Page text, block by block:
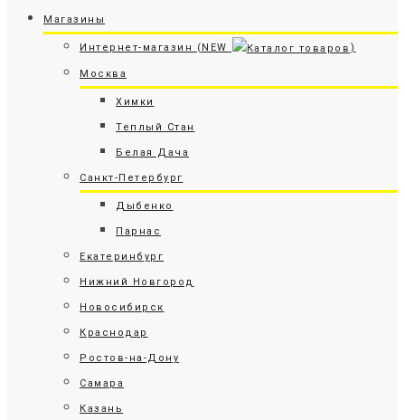
Магазины
Интернет-магазин (NEW )
Москва
Химки
Теплый Стан
Белая Дача
Санкт-Петербург
Дыбенко
Парнас
Екатеринбург
Нижний Новгород
Новосибирск
Краснодар
Ростов-на-Дону
Самара
Казань